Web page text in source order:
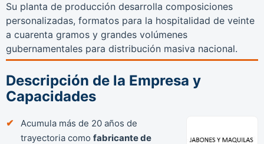
Su planta de producción desarrolla composiciones
personalizadas, formatos para la hospitalidad de veinte
a cuarenta gramos y grandes volúmenes
gubernamentales para distribución masiva nacional.
Descripción de la Empresa y
Capacidades
Acumula más de 20 años de
trayectoria como fabricante de